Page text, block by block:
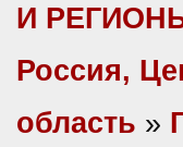
И
Россия,
область »